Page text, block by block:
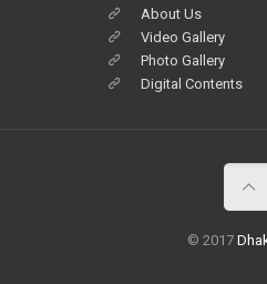
About Us
Video Gallery
Photo Gallery
Digital Contents
© 2017